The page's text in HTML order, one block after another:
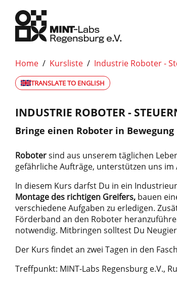
Home / Kursliste / Industrie Roboter -
TRANSLATE TO ENGLISH
INDUSTRIE ROBOTER -
Bringe einen Roboter in Bewegung
Robotersind aus unserem täglichen
gefährliche Aufträge, unterstützen uns im
In diesem Kurs darfst Du in ein
Montage des richtigen Greifers, bauen
verschiedene Aufgaben zu erledigen.
Förderband an den Roboter
notwendig. Mitbringen solltest Du
Der Kurs findet an zwei Tagen in den
Treffpunkt: MINT-Labs Regensburg e.V.,